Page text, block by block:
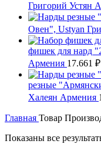
Григорий Устян
Овен", Ustyan
фишек для нард
Армения 17.661 ₽
резные
Халеян Армения
Главная Товар
Показаны все